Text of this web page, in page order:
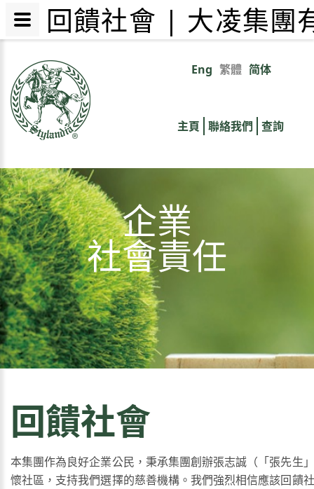
內
Eng 繁體 简体
links
主頁 聯絡我們 查詢
企業
社會責任
回饋社會
本集團作為良好企業公民，秉承集團創辦張志誠（「張先生
懷社區，支持我們選擇的慈善機構。我們強烈相信應該回饋
回饋社會 | 大凌集團